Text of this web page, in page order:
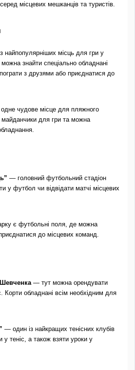
місцевих мешканців та туристів.
найпопулярніших місць для гри у
знайти спеціально обладнані
з друзями або приєднатися до
чудове місце для пляжного
для гри та можна
— головний футбольний стадіон
у футбол чи відвідати матчі місцевих
є футбольні поля, де можна
до місцевих команд.
Шевченка— тут можна орендувати
Корти обладнані всім необхідним для
— один із найкращих тенісних клубів
у теніс, а також взяти уроки у